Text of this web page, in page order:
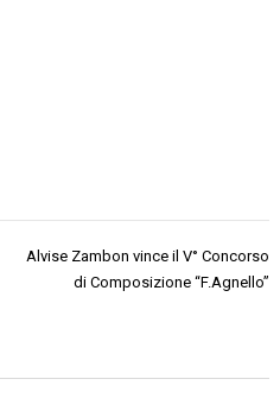
Alvise Zambon vince il V° Concorso
di Composizione “F.Agnello”